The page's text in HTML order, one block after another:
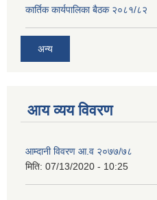
कार्तिक कार्यपालिका बैठक २०८१/८२
अन्य
आय व्यय विवरण
आम्दानी विवरण आ.व २०७७/७८
मिति: 07/13/2020 - 10:25